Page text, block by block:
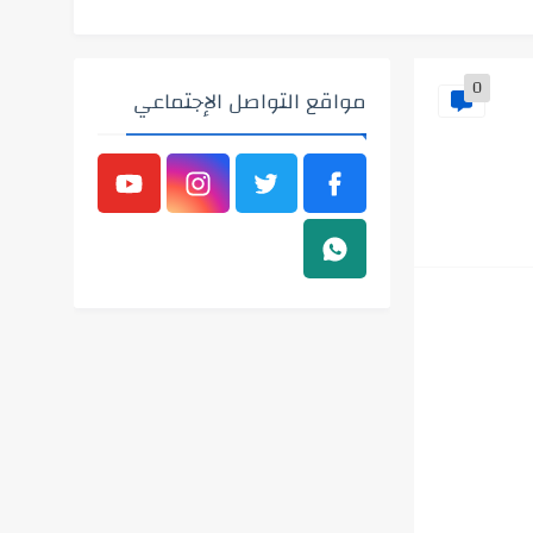
0 مواقع التواصل الإجتماعي